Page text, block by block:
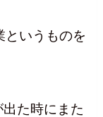
というものを
た時にまた